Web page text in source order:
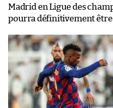
Madrid en Ligue des
pourra définitivement être